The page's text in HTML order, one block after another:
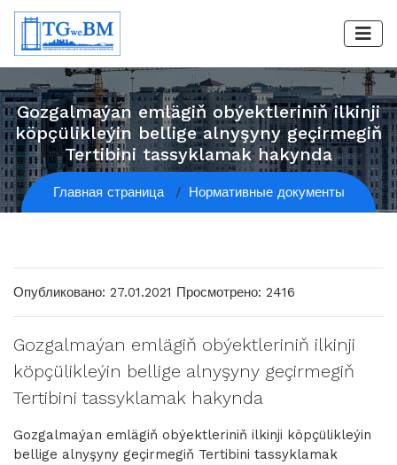
Gozgalmaýan emlägiň obýektleriniň ilkinji
köpçülikleýin bellige alnyşyny geçirmegiň
Tertibini tassyklamak hakynda
Главная страница Нормативные документы
Опубликовано: 27.01.2021 Просмотрено: 2416
Gozgalmaýan emlägiň obýektleriniň ilkinji
köpçülikleýin bellige alnyşyny geçirmegiň
Tertibini tassyklamak hakynda
Gozgalmaýan emlägiň obýektleriniň ilkinji köpçülikleýin
bellige alnyşyny geçirmegiň Tertibini tassyklamak